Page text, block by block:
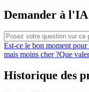
Demander à
Est-ce le bon moment pour
mais moins cher ?Que
Historique des